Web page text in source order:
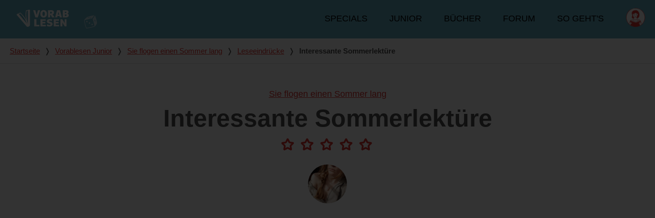
Hauptmenü
SPECIALS JUNIOR BÜCHER FORUM SO GEHT'S
Du bist hier
Startseite ❭ Vorablesen Junior ❭ Sie flogen einen Sommer lang ❭ Leseeindrücke ❭ Interessante Sommerlektüre
Sie flogen einen Sommer lang
Interessante Sommerlektüre